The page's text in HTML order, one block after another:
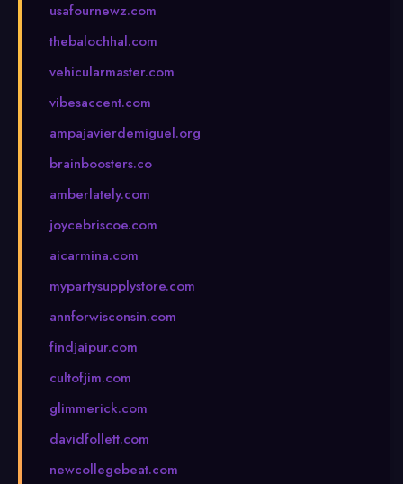
usafournewz.com
thebalochhal.com
vehicularmaster.com
vibesaccent.com
ampajavierdemiguel.org
brainboosters.co
amberlately.com
joycebriscoe.com
aicarmina.com
mypartysupplystore.com
annforwisconsin.com
findjaipur.com
cultofjim.com
glimmerick.com
davidfollett.com
newcollegebeat.com